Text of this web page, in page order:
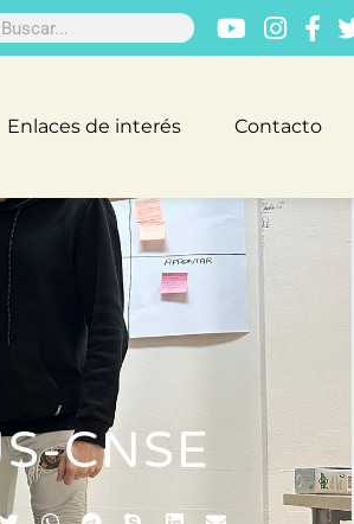
Enlaces de interés Contacto
CNSE